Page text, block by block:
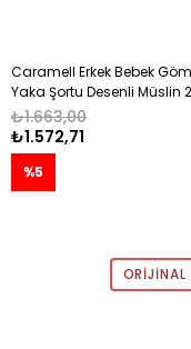
Caramell Erkek Bebek
Yaka Şortu Desenli Müslin
Takım 3-18 Ay BEJ
₺1.572,71
₺1.663,00
%5
ORIJINAL